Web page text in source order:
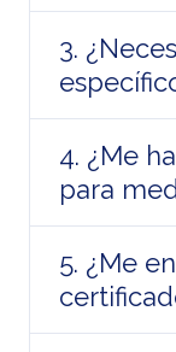
3.
4. ¿Me
para
5. ¿Me